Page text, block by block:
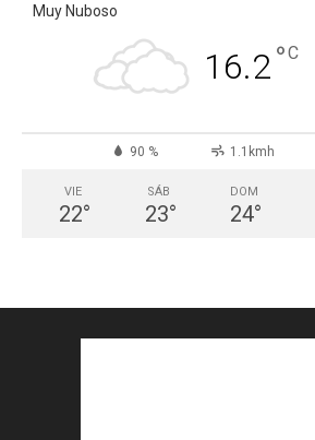
Muy Nuboso
16.2°C
90 % 1.1kmh
VIE
22°
SÁB
23°
DOM
24°